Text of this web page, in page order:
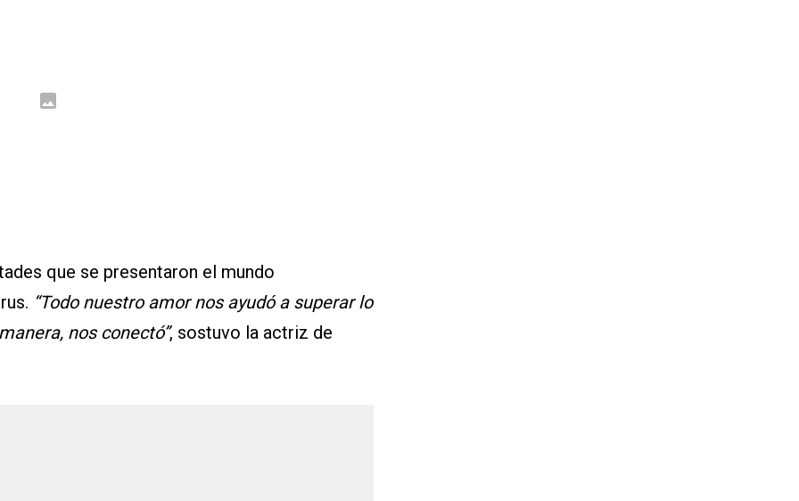
que se presentaron el mundo
“Todo nuestro amor nos ayudó a superar lo
nos conectó”, sostuvo la actriz de